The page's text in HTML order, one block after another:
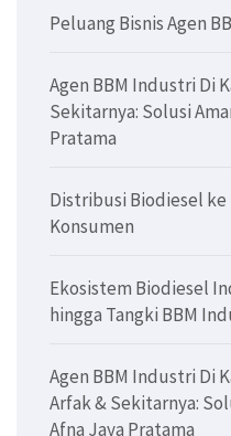
Peluang Bisnis Agen
Agen BBM Industri Di
Sekitarnya: Solusi
Pratama
Distribusi Biodiesel
Konsumen
Ekosistem Biodiesel
hingga Tangki BBM
Agen BBM Industri Di
Arfak & Sekitarnya:
Afna Jaya Pratama